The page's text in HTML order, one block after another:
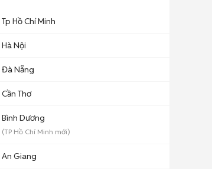
Tp Hồ Chí Minh
Hà Nội
Đà Nẵng
Cần Thơ
Bình Dương
(TP Hồ Chí Minh mới)
An Giang